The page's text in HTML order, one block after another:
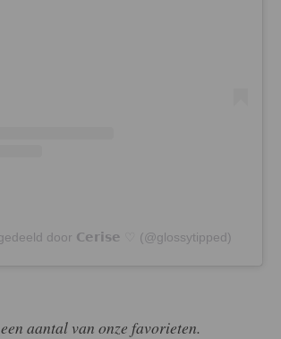
door 𝗖𝗲𝗿𝗶𝘀𝗲 ♡ (@glossytipped)
aantal van onze favorieten.